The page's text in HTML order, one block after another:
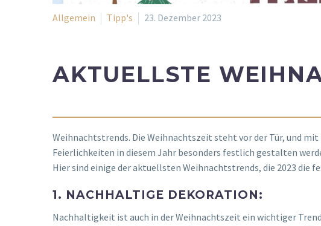
Allgemein Tipp's 23. Dezember 2023
AKTUELLSTE
Weihnachtstrends. Die Weihnachtszeit steht vor der Tür, und
Feierlichkeiten in diesem Jahr besonders festlich gestalten
Hier sind einige der aktuellsten Weihnachtstrends, die 2023 die
1. NACHHALTIGE DEKORATION:
Nachhaltigkeit ist auch in der Weihnachtszeit ein wichtiger